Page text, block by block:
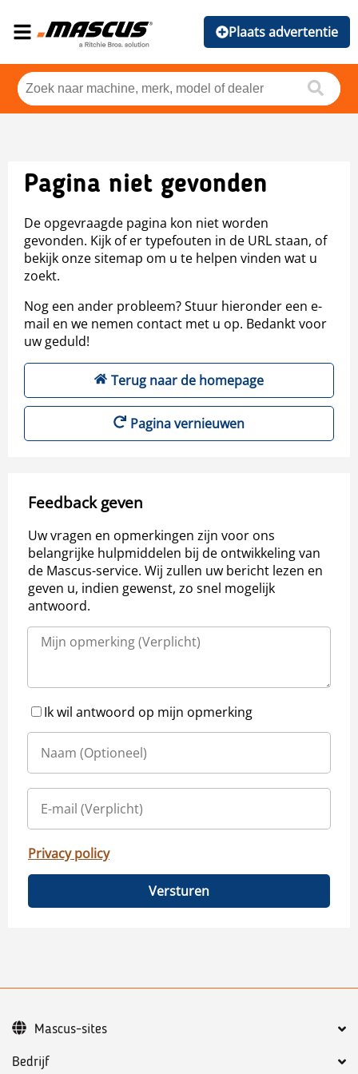
Plaats advertentie
Pagina niet gevonden
De opgevraagde pagina kon niet worden
gevonden. Kijk of er typefouten in de URL staan, of
bekijk onze sitemap om u te helpen vinden wat u
zoekt.
Nog een ander probleem? Stuur hieronder een e-
mail en we nemen contact met u op. Bedankt voor
uw geduld!
Terug naar de homepage
Pagina vernieuwen
Feedback geven
Uw vragen en opmerkingen zijn voor ons
belangrijke hulpmiddelen bij de ontwikkeling van
de Mascus-service. Wij zullen uw bericht lezen en
geven u, indien gewenst, zo snel mogelijk
antwoord.
Ik wil antwoord op mijn opmerking
Privacy policy
Versturen
Bedrijf
Mascus-sites